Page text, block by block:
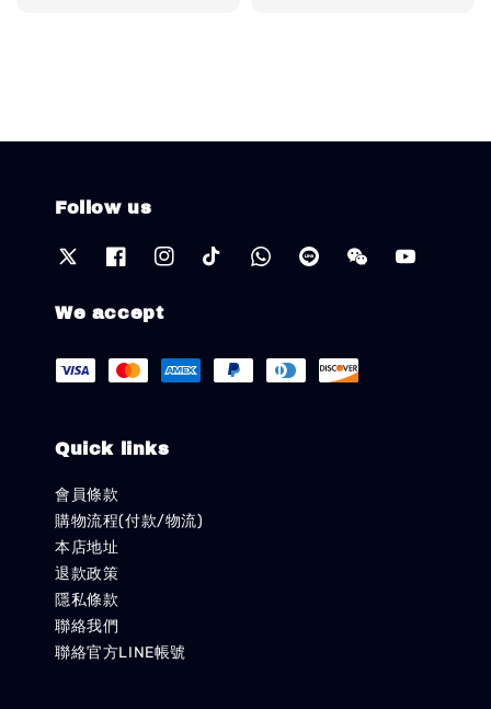
Follow us
We accept
Quick links
會員條款
購物流程(付款/物流)
本店地址
退款政策
隱私條款
聯絡我們
聯絡官方LINE帳號